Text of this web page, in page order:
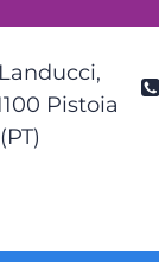
Pistoia
(PT)